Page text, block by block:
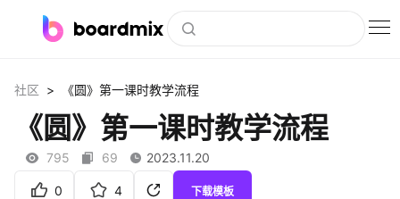
社区资源
下载
社区 > 《圆》第一课时教学流程
《圆》第一课时教学流程
795 69 2023.11.20
0 4 下载模板